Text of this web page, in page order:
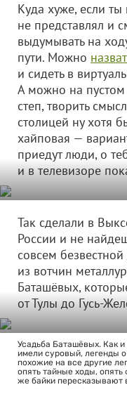
Куда хуже, если
не представлял и
выдумывать на
пути. Можно
и сидеть в
А можно на пустом
степ, творить
столицей ну хотя
хайповая —
приедут люди, о
и в телевизоре
Так сделали в
России и не
совсем
из вотчин
Баташёвых,
от Тулы до Гусь-
Усадьба Баташёвых. Как и
имели суровый, легенды
похожие на все другие
опять тайные ходы,
же байки пересказывают